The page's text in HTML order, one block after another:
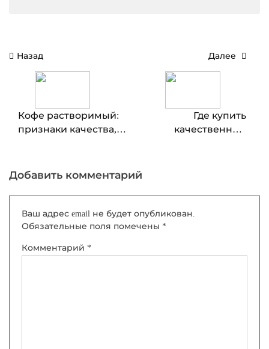
Навигация
записям
Назад
Кофе растворимый:
признаки качества,
Далее
Где купить
качественные
Добавить комментарий
Ваш адрес email не будет опубликован.
Обязательные поля помечены *
Комментарий *